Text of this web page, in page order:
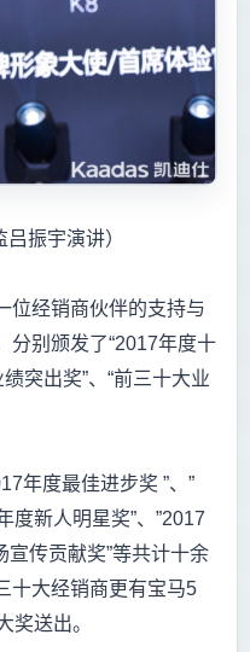
吕振宇演讲）
经销商伙伴的支持与
分别颁发了“2017年度十
突出奖”、“前三十大业
年度最佳进步奖 ”、”
度新人明星奖”、”2017
宣传贡献奖”等共计十余
十大经销商更有宝马5
奖送出。